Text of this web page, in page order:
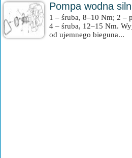
Pompa wodna
1 – śruba, 8–10 Nm; 2 –
4 – śruba, 12–15 Nm.
od ujemnego bieguna...